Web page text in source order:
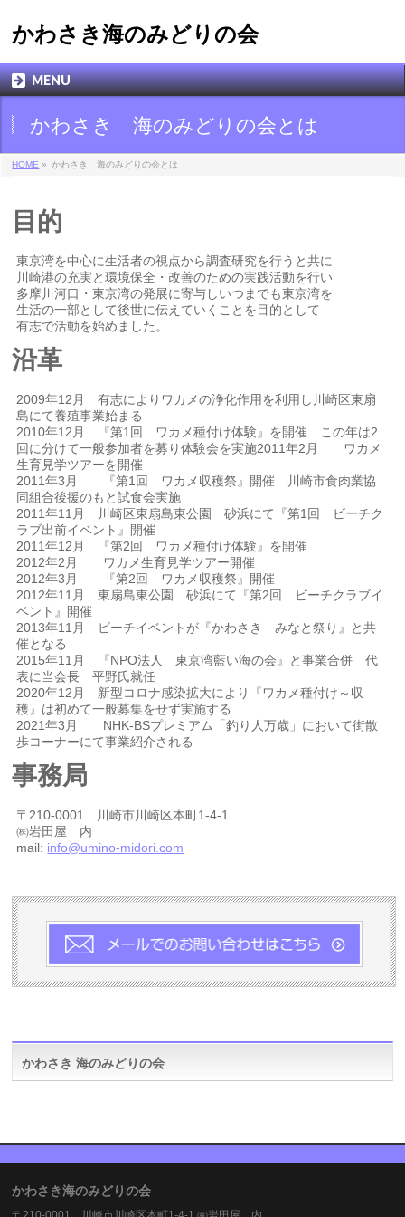
かわさき海のみどりの会
MENU
かわさき 海のみどりの会とは
HOME » かわさき 海のみどりの会とは
目的
東京湾を中心に生活者の視点から調査研究を行うと共に
川崎港の充実と環境保全・改善のための実践活動を行い
多摩川河口・東京湾の発展に寄与しいつまでも東京湾を
生活の一部として後世に伝えていくことを目的として
有志で活動を始めました。
沿革
2009年12月 有志によりワカメの浄化作用を利用し川崎区東扇
島にて養殖事業始まる
2010年12月 『第1回 ワカメ種付け体験』を開催 この年は2
回に分けて一般参加者を募り体験会を実施2011年2月 ワカメ
生育見学ツアーを開催
2011年3月 『第1回 ワカメ収穫祭』開催 川崎市食肉業協
同組合後援のもと試食会実施
2011年11月 川崎区東扇島東公園 砂浜にて『第1回 ビーチク
ラブ出前イベント』開催
2011年12月 『第2回 ワカメ種付け体験』を開催
2012年2月 ワカメ生育見学ツアー開催
2012年3月 『第2回 ワカメ収穫祭』開催
2012年11月 東扇島東公園 砂浜にて『第2回 ビーチクラブイ
ベント』開催
2013年11月 ビーチイベントが『かわさき みなと祭り』と共
催となる
2015年11月 『NPO法人 東京湾藍い海の会』と事業合併 代
表に当会長 平野氏就任
2020年12月 新型コロナ感染拡大により『ワカメ種付け～収
穫』は初めて一般募集をせず実施する
2021年3月 NHK-BSプレミアム「釣り人万歳」において街散
歩コーナーにて事業紹介される
事務局
〒210-0001 川崎市川崎区本町1-4-1
㈱岩田屋 内
mail: info@umino-midori.com
かわさき 海のみどりの会
かわさき海のみどりの会